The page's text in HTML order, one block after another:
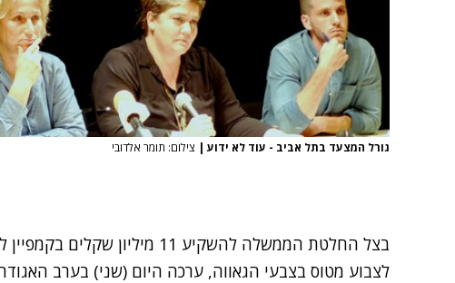
גורל המצעד בתל אביב - עוד לא ידוע | צילום: תומר אלדובי
בצל החלטת הממשלה להשקיע 11
לצבוע מטוס בצבעי הגאווה, ערכה היום (שני) בערב